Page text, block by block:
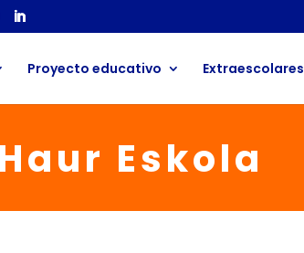
Proyecto educativo Extraescolares
Haur Eskola